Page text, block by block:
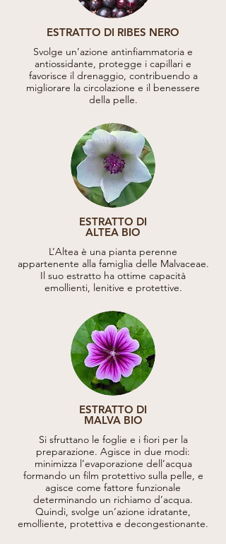
ESTRATTO DI RIBES NERO
Svolge un’azione antinfiammatoria e
antiossidante, protegge i capillari e
favorisce il drenaggio, contribuendo a
migliorare la circolazione e il benessere
della pelle.
ESTRATTO DI
ALTEA BIO
L’Altea è una pianta perenne
appartenente alla famiglia delle Malvaceae.
Il suo estratto ha ottime capacità
emollienti, lenitive e protettive.
ESTRATTO DI
MALVA BIO
Si sfruttano le foglie e i fiori per la
preparazione. Agisce in due modi:
minimizza l’evaporazione dell’acqua
formando un film protettivo sulla pelle, e
agisce come fattore funzionale
determinando un richiamo d’acqua.
Quindi, svolge un’azione idratante,
emolliente, protettiva e decongestionante.